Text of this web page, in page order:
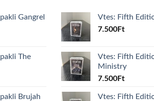
Gangrel
The
Brujah
Vtes: Fifth
7.500Ft
Vtes: Fifth
Ministry
7.500Ft
Vtes: Fifth